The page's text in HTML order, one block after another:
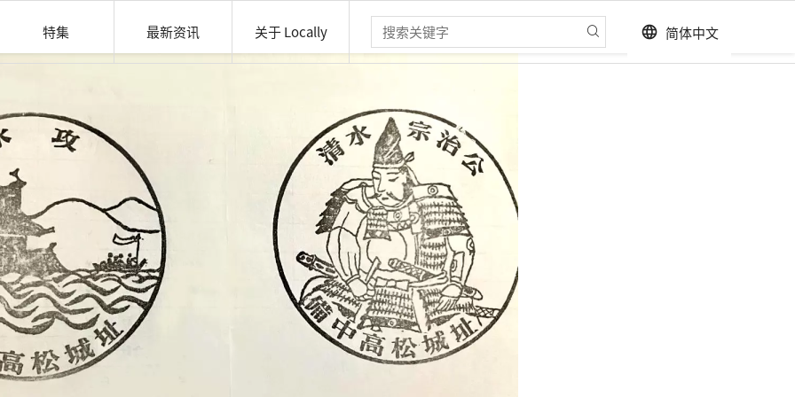
特集 最新资讯 关于 Locally language 简体中文